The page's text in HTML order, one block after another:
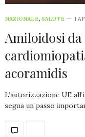
NAZIONALE, SALUTE 1
Amiloidosi
acoramidis
L’autorizzazione UE
segna un passo